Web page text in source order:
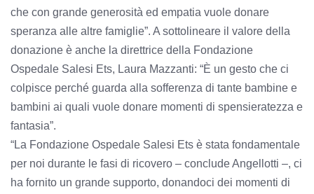
che con grande generosità ed empatia vuole donare
speranza alle altre famiglie”. A sottolineare il valore della
donazione è anche la direttrice della Fondazione
Ospedale Salesi Ets, Laura Mazzanti: “È un gesto che ci
colpisce perché guarda alla sofferenza di tante bambine e
bambini ai quali vuole donare momenti di spensieratezza e
fantasia”.
“La Fondazione Ospedale Salesi Ets è stata fondamentale
per noi durante le fasi di ricovero – conclude Angellotti –, ci
ha fornito un grande supporto, donandoci dei momenti di